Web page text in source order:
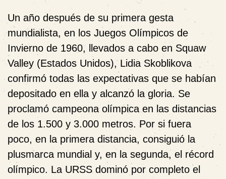
Un año después de su primera gesta
mundialista, en los Juegos Olímpicos de
Invierno de 1960, llevados a cabo en Squaw
Valley (Estados Unidos), Lidia Skoblikova
confirmó todas las expectativas que se habían
depositado en ella y alcanzó la gloria. Se
proclamó campeona olímpica en las distancias
de los 1.500 y 3.000 metros. Por si fuera
poco, en la primera distancia, consiguió la
plusmarca mundial y, en la segunda, el récord
olímpico. La URSS dominó por completo el